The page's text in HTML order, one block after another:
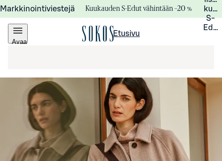
Markkinointiviestejä Kuukauden S-Edut vähintään –20 %
S-
Avaa
Etusivu